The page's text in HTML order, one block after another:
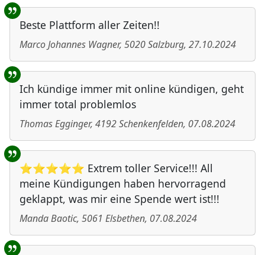
Beste Plattform aller Zeiten!!
Marco Johannes Wagner, 5020Salzburg, 27.10.2024
Ich kündige immer mit online kündigen, geht
immer total problemlos
Thomas Egginger, 4192Schenkenfelden, 07.08.2024
⭐⭐⭐⭐⭐ Extrem toller Service!!! All
meine Kündigungen haben hervorragend
geklappt, was mir eine Spende wert ist!!!
Manda Baotic, 5061 Elsbethen, 07.08.2024